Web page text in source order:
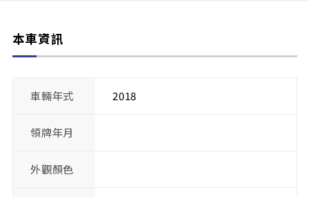
本車資訊
車輛年式 2018
領牌年月
外觀顏色